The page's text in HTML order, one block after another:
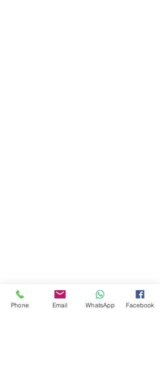
Phone Email WhatsApp Facebook